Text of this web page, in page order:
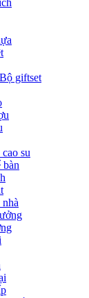
giftset
su
bàn